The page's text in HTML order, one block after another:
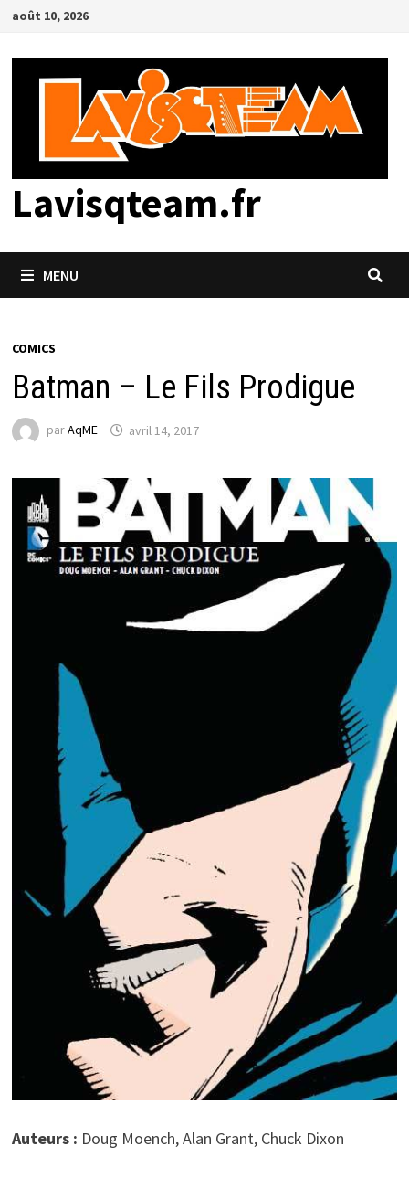
Passer
contenu
août 10, 2026
Lavisqteam.fr
MENU
COMICS
Batman – Le Fils Prodigue
parAqME avril 14, 2017
Auteurs : Doug Moench, Alan Grant, Chuck Dixon